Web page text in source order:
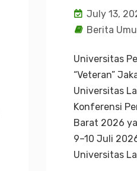
July 13,
Berita
Universitas
“Veteran”
Universitas
Konferensi
Barat 2026
9–10 Juli
Universitas